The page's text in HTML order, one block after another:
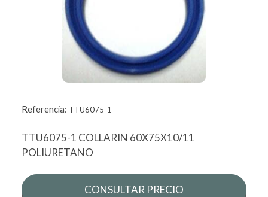
Referencia: TTU6075-1
TTU6075-1 COLLARIN 60X75X10/11
POLIURETANO
CONSULTAR PRECIO